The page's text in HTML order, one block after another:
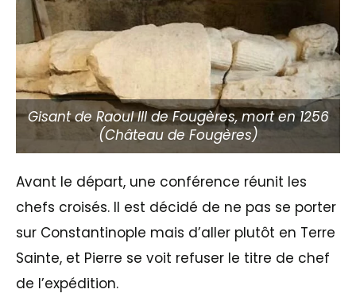
Gisant de Raoul III de Fougères, mort en 1256
(Château de Fougères)
Avant le départ, une conférence réunit les
chefs croisés. Il est décidé de ne pas se porter
sur Constantinople mais d’aller plutôt en Terre
Sainte, et Pierre se voit refuser le titre de chef
de l’expédition.